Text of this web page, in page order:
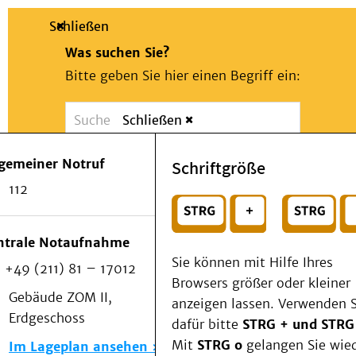
Suche
Schließen
Was suchen Sie?
Bitte geben Sie hier einen Begriff ein:
Suchen
Wählen Sie ein Thema für Ihren
Notfall
Schließen
Notruf
112
Notaufnahme
+49 (211) 81 – 17012
Gebäude ZOM II,
Erdgeschoss
Im Lageplan ansehen
Schriftgröße
Sie können mit Hilfe Ihres
Browsers größer oder kleiner
anzeigen lassen. Verwenden
dafür bitte STRG + und
Mit STRG o gelangen Sie
Patienten & Besucher
Als Patient am UKD
Beratung und Unterstützung
Veranstaltungen
Kommunikation im Medizinwesen (KIM)
Notfall
Forschung & Lehre
Medizinische Fakultät